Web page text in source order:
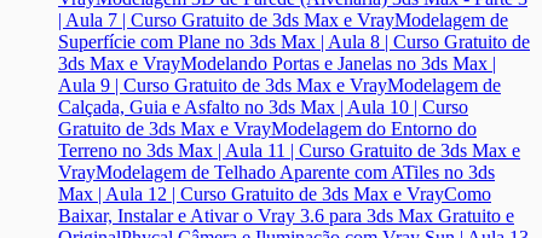
| Aula 7 | Curso Gratuito de 3ds Max e VrayModelagem de
Superfície com Plane no 3ds Max | Aula 8 | Curso Gratuito de
3ds Max e VrayModelando Portas e Janelas no 3ds Max |
Aula 9 | Curso Gratuito de 3ds Max e VrayModelagem de
Calçada, Guia e Asfalto no 3ds Max | Aula 10 | Curso
Gratuito de 3ds Max e VrayModelagem do Entorno do
Terreno no 3ds Max | Aula 11 | Curso Gratuito de 3ds Max e
VrayModelagem de Telhado Aparente com ATiles no 3ds
Max | Aula 12 | Curso Gratuito de 3ds Max e VrayComo
Baixar, Instalar e Ativar o Vray 3.6 para 3ds Max Gratuito e